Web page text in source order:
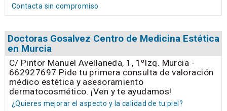
Contacta sin compromiso
Doctoras Gosalvez Centro de Medicina Estética
en Murcia
C/ Pintor Manuel Avellaneda, 1, 1ºIzq. Murcia -
662927697 Pide tu primera consulta de valoración
médico estética y asesoramiento
dermatocosmético. ¡Ven y te ayudamos!
¿Quieres mejorar el aspecto y la calidad de tu piel?